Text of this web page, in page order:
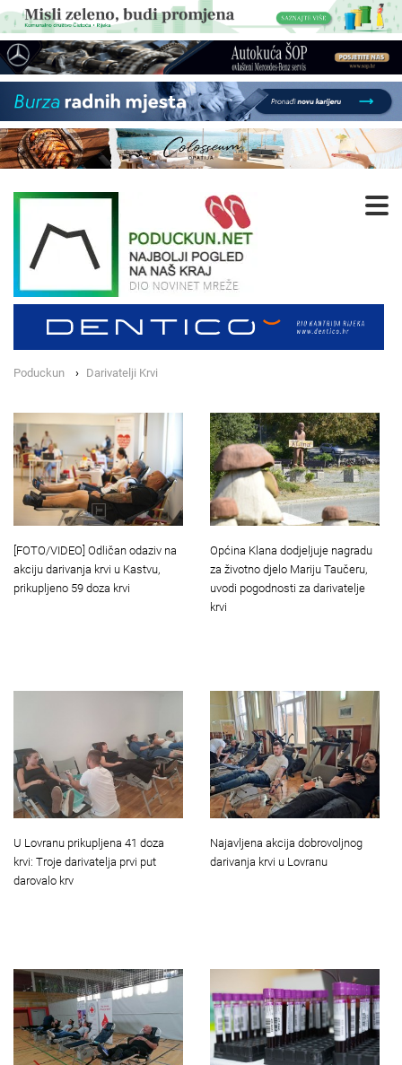
Poduckun Darivatelji Krvi
[FOTO/VIDEO] Odličan odaziv na
akciju darivanja krvi u Kastvu,
prikupljeno 59 doza krvi
Općina Klana dodjeljuje nagradu
za životno djelo Mariju Taučeru,
uvodi pogodnosti za darivatelje
krvi
U Lovranu prikupljena 41 doza
krvi: Troje darivatelja prvi put
darovalo krv
Najavljena akcija dobrovoljnog
darivanja krvi u Lovranu